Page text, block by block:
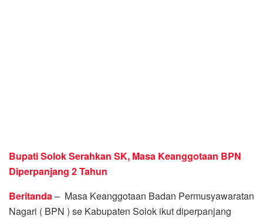
Bupati Solok Serahkan SK, Masa Keanggotaan BPN
Diperpanjang 2 Tahun
Beritanda– Masa Keanggotaan Badan Permusyawaratan
Nagari ( BPN ) se Kabupaten Solok ikut diperpanjang